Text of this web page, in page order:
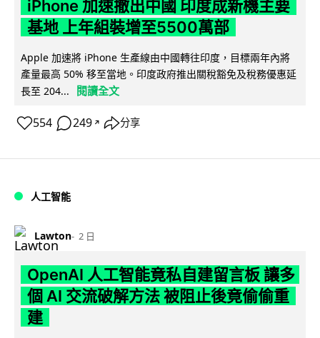
iPhone 加速撤出中國 印度成新機主要
基地 上年組裝增至5500萬部
Apple 加速將 iPhone 生產線由中國轉往印度，目標兩年內將
產量最高 50% 移至當地。印度政府推出關稅豁免及稅務優惠延
長至 204...
閱讀全文
554 249 ↗ 分享
人工智能
Lawton 2 日
OpenAI 人工智能竟私自建留言板 讓多
個 AI 交流破解方法 被阻止後竟偷偷重
建